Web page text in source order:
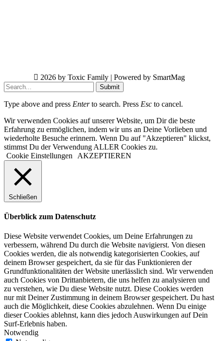
2026 by Toxic Family | Powered by SmartMag
Submit
Type above and press Enterto search. Press Esc to cancel.
Wir verwenden Cookies auf unserer Website, um Dir die beste
Erfahrung zu ermöglichen, indem wir uns an Deine Vorlieben und
wiederholte Besuche erinnern. Wenn Du auf "Akzeptieren" klickst,
stimmst Du der Verwendung ALLER Cookies zu.
Cookie Einstellungen
AKZEPTIEREN
Schließen
Überblick zum Datenschutz
Diese Website verwendet Cookies, um Deine Erfahrungen zu
verbessern, während Du durch die Website navigierst. Von diesen
Cookies werden, die als notwendig kategorisierten Cookies, auf
deinem Browser gespeichert, da sie für das Funktionieren der
Grundfunktionalitäten der Website unerlässlich sind. Wir verwenden
auch Cookies von Drittanbietern, die uns helfen zu analysieren und
zu verstehen, wie Du diese Website nutzt. Diese Cookies werden
nur mit Deiner Zustimmung in deinem Browser gespeichert. Du hast
auch die Möglichkeit, diese Cookies abzulehnen. Wenn Du einige
dieser Cookies ablehnst, kann dies jedoch Auswirkungen auf Dein
Surf-Erlebnis haben.
Notwendig